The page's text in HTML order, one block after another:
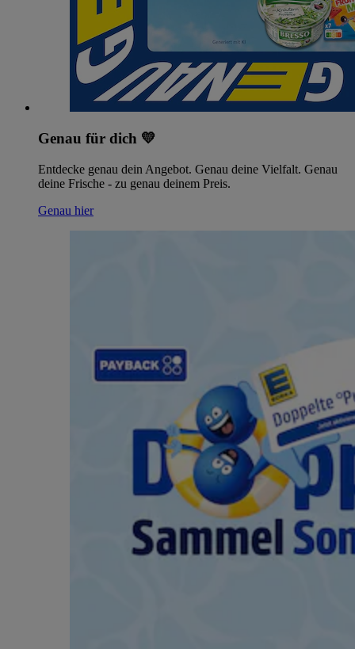
Genau für dich 💛
Entdecke genau dein Angebot. Genau deine Vielfalt. Genau
deine Frische - zu genau deinem Preis.
Genau hier